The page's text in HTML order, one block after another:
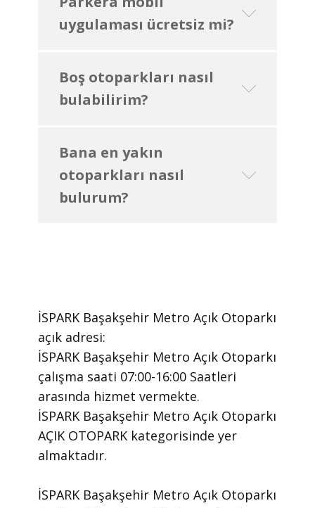
uygulaması ücretsiz mi?
Boş otoparkları nasıl
bulabilirim?
Bana en yakın
otoparkları nasıl
bulurum?
İSPARK Başakşehir Metro Açık Otoparkı
​açık adresi:
İSPARK Başakşehir Metro Açık Otoparkı
​çalışma saati 07:00-16:00 Saatleri
arasında ​hizmet vermekte.
​İSPARK Başakşehir Metro Açık Otoparkı
AÇIK OTOPARK kategorisinde yer
almaktadır.
İSPARK Başakşehir Metro Açık Otoparkı